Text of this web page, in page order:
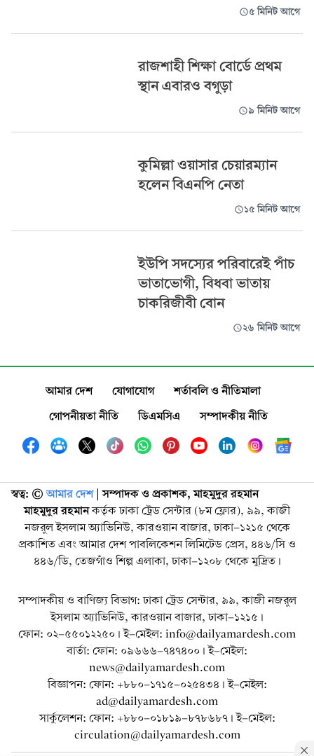
৫ মিনিট আগে
রাজশাহী শিক্ষা বোর্ডে প্রথম
স্থান এবারও বগুড়া
৯ মিনিট আগে
কুমিল্লা ওয়াসার চেয়ারম্যান
হলেন বিএনপি নেতা
১৫ মিনিট আগে
ইউপি সদস্যের পরিবারেই পাঁচ
ভাতাভোগী, বিধবা ভাতায়
চাকরিজীবী বোন
২৬ মিনিট আগে
আমার দেশ যোগাযোগ
শর্তাবলি ও নীতিমালা
গোপনীয়তা নীতি
ডিএমসিএ সম্পাদকীয় নীতি
স্বত্ব: ©️ আমার দেশ| সম্পাদক ও প্রকাশক, মাহমুদুর রহমান
মাহমুদুর রহমানকর্তৃক ঢাকা ট্রেড সেন্টার (৮ম ফ্লোর), ৯৯, কাজী
নজরুল ইসলাম অ্যাভিনিউ, কারওয়ান বাজার, ঢাকা-১২১৫ থেকে
প্রকাশিত এবং আমার দেশ পাবলিকেশন লিমিটেড প্রেস, ৪৪৬/সি ও
৪৪৬/ডি, তেজগাঁও শিল্প এলাকা, ঢাকা-১২০৮ থেকে মুদ্রিত।
সম্পাদকীয় ও বাণিজ্য বিভাগ: ঢাকা ট্রেড সেন্টার, ৯৯, কাজী নজরুল
ইসলাম অ্যাভিনিউ, কারওয়ান বাজার, ঢাকা-১২১৫।
ফোন: ০২-৫৫০১২২৫০। ই-মেইল: info@dailyamardesh.com
বার্তা: ফোন: ০৯৬৬৬-৭৪৭৪০০। ই-মেইল:
news@dailyamardesh.com
বিজ্ঞাপন: ফোন: +৮৮০-১৭১৫-০২৫৪৩৪ । ই-মেইল:
ad@dailyamardesh.com
সার্কুলেশন: ফোন: +৮৮০-০১৮১৯-৮৭৮৬৮৭ । ই-মেইল:
circulation@dailyamardesh.com